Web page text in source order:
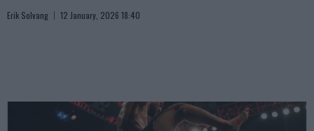
Erik Solvang 12 January, 2026 18:40